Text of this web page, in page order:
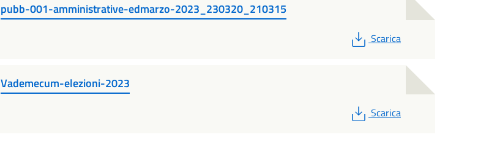
pubb-001-amministrative-edmarzo-2023_230320_210315
PDF
Scarica
Vademecum-elezioni-2023
PDF
Scarica